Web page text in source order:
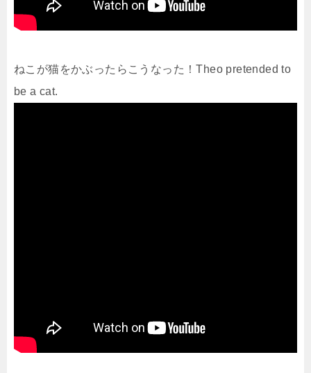
ねこが猫をかぶったらこうなった！Theo pretended to
be a cat.